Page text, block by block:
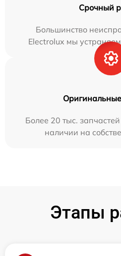
Срочный
Большинство
Electrolux мы
Более 20 тыс.
наличии на
Этапы